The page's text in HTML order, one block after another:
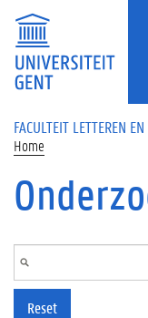
Overslaan en naar de inhoud
FACULTEIT LETTEREN
Home
Reset